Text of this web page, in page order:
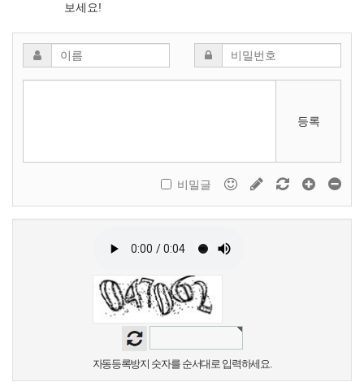
보세요!
등록
비밀글
자동등록방지 숫자를 순서대로 입력하세요.